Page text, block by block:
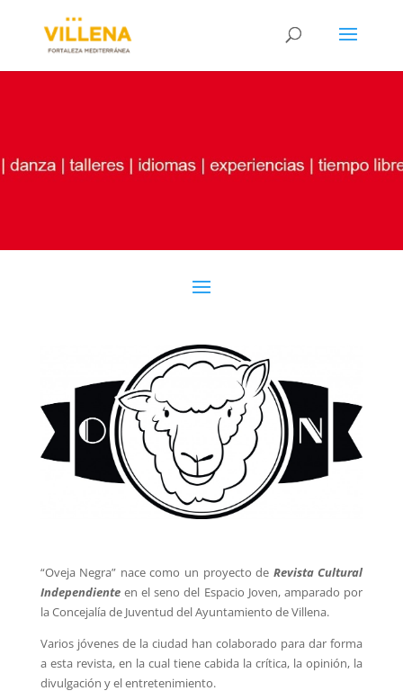
“Oveja Negra” nace como un proyecto de Revista Cultural
Independienteen el seno del Espacio Joven, amparado por
la Concejalía de Juventud del Ayuntamiento de Villena.
Varios jóvenes de la ciudad han colaborado para dar forma
a esta revista, en la cual tiene cabida la crítica, la opinión, la
divulgación y el entretenimiento.